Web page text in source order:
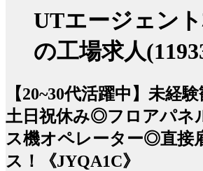
UTエージェン
の工場求人
【20~30代活躍中】未経
土日祝休み◎フロアパネ
ス機オペレーター◎直接
ス！《JYQA1C》